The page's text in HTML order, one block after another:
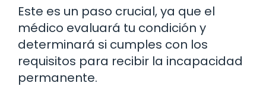
Este es un paso crucial, ya que el
médico evaluará tu condición y
determinará si cumples con los
requisitos para recibir la incapacidad
permanente.